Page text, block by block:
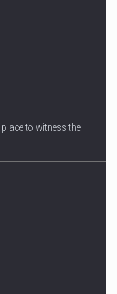
to witness the